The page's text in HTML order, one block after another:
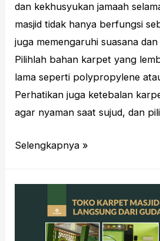
dan kekhusyukan jamaah
masjid tidak hanya berfungsi
juga memengaruhi suasana
Pilihlah bahan karpet yang
lama seperti polypropylene
Perhatikan juga ketebalan
agar nyaman saat sujud, dan
Panduan
Berkualitas
Selengkapnya »